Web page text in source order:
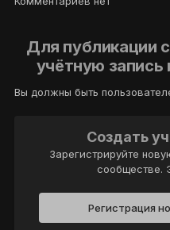
Для публикации
учётную запись
Вы должны быть
Создать
Зарегистрируйте
сообществе.
Регистрация